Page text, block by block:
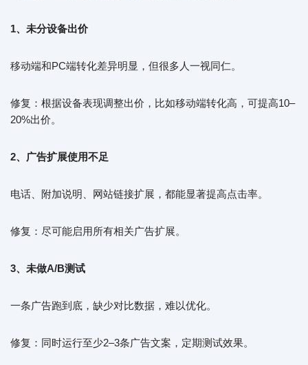
1、未分设备出价
移动端和PC端转化差异明显，但很多人一视同仁。
修复：根据设备表现调整出价，比如移动端转化高，可提高10–
20%出价。
2、广告扩展使用不足
电话、附加说明、网站链接扩展，都能显著提高点击率。
修复：尽可能启用所有相关广告扩展。
3、未做A/B测试
一条广告跑到底，缺少对比数据，难以优化。
修复：同时运行至少2–3条广告文案，定期测试效果。